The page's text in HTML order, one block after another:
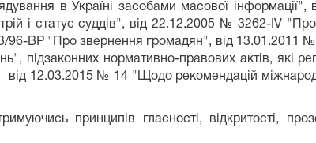
в Україні засобами масової
і статус суддів", від 22.12.2005 № 3262-IV
ВР "Про звернення громадян", від 13.01.2011 №
підзаконних нормативно-правових актів, які
12.03.2015 № 14 "Щодо рекомендацій
принципів гласності, відкритості,